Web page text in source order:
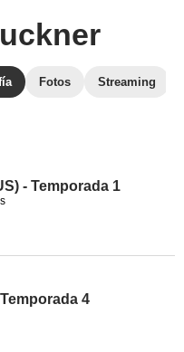
Fotos Streaming
- Temporada 1
4